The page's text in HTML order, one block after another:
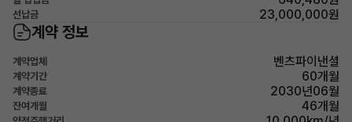
선납금 23,000,000원
계약 정보
계약업체 벤츠파이낸셜
계약기간 60개월
계약종료 2030년06월
잔여개월 46개월